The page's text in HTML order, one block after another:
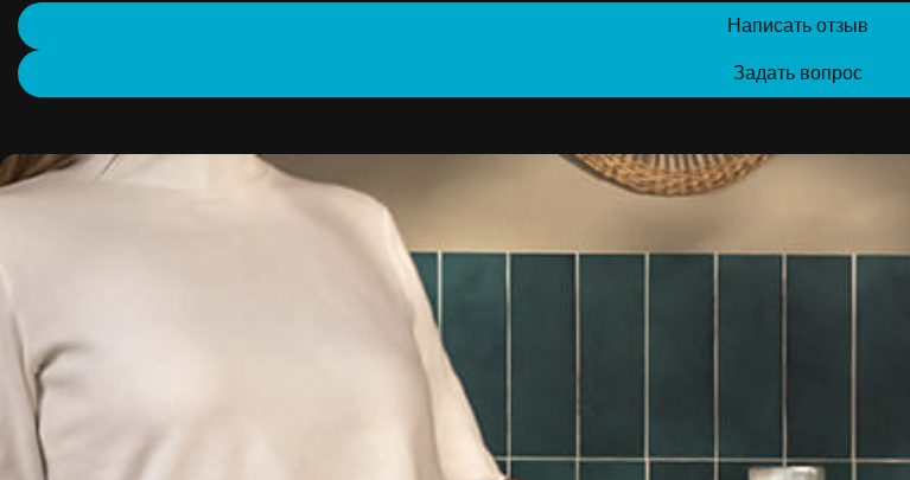
Написать отзыв
Задать вопрос